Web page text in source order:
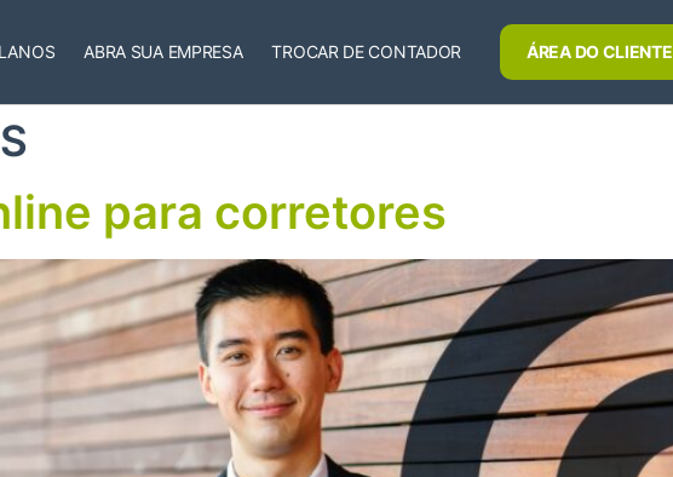
ABRA SUA EMPRESA TROCAR DE CONTADOR ÁREA DO CLIENTE
para corretores